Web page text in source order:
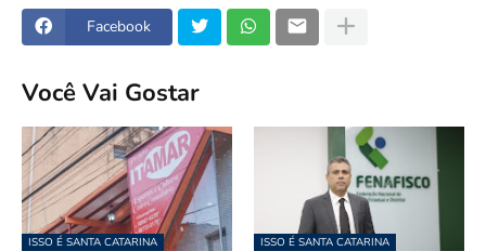
Facebook
Você Vai Gostar
ISSO É SANTA CATARINA ISSO É SANTA CATARINA